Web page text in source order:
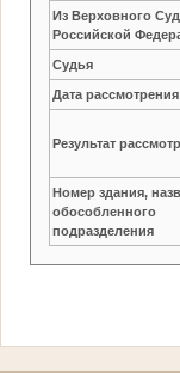
Из Верховного
Российской
Судья
Дата рассмотрения
Результат
Номер здания,
обособленного
подразделения